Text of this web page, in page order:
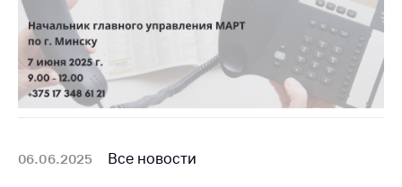
06.06.2025 Все новости